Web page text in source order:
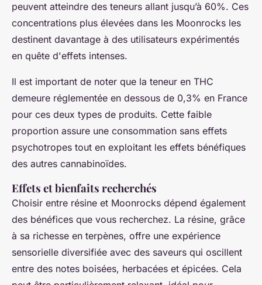
peuvent atteindre des teneurs allant jusqu’à 60%. Ces
concentrations plus élevées dans les Moonrocks les
destinent davantage à des utilisateurs expérimentés
en quête d'effets intenses.
Il est important de noter que la teneur en THC
demeure réglementée en dessous de 0,3% en France
pour ces deux types de produits. Cette faible
proportion assure une consommation sans effets
psychotropes tout en exploitant les effets bénéfiques
des autres cannabinoïdes.
Effets et bienfaits recherchés
Choisir entre résine et Moonrocks dépend également
des bénéfices que vous recherchez. La résine, grâce
à sa richesse en terpènes, offre une expérience
sensorielle diversifiée avec des saveurs qui oscillent
entre des notes boisées, herbacées et épicées. Cela